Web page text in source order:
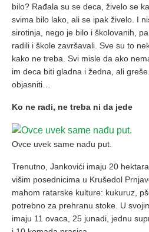
bilo? Rađala su se deca, živelo se
svima bilo lako, ali se ipak živelo. I
sirotinja, nego je bilo i školovanih,
radili i škole završavali. Sve su to
kako ne treba. Svi misle da ako
im deca biti gladna i žedna, ali
objasniti…
Ko ne radi, ne treba ni da jede
Ovce uvek same nađu put.
Trenutno, Jankovići imaju 20
višim posednicima u Krušedol
mahom ratarske kulture: kukuruz,
potrebno za prehranu stoke. U
imaju 11 ovaca, 25 junadi, jednu